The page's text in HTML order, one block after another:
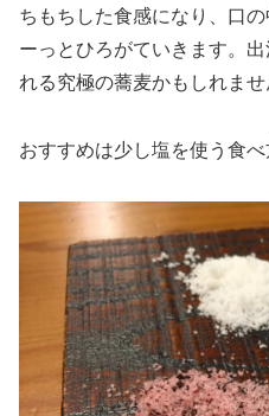
ちもちした食感になり、口
ーっとひろがていきます。
れる究極の蕎麦かもしれませ
おすすめは少し塩を使う食べ